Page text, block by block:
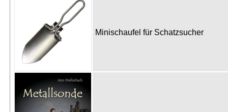
Minischaufel für Schatzsucher